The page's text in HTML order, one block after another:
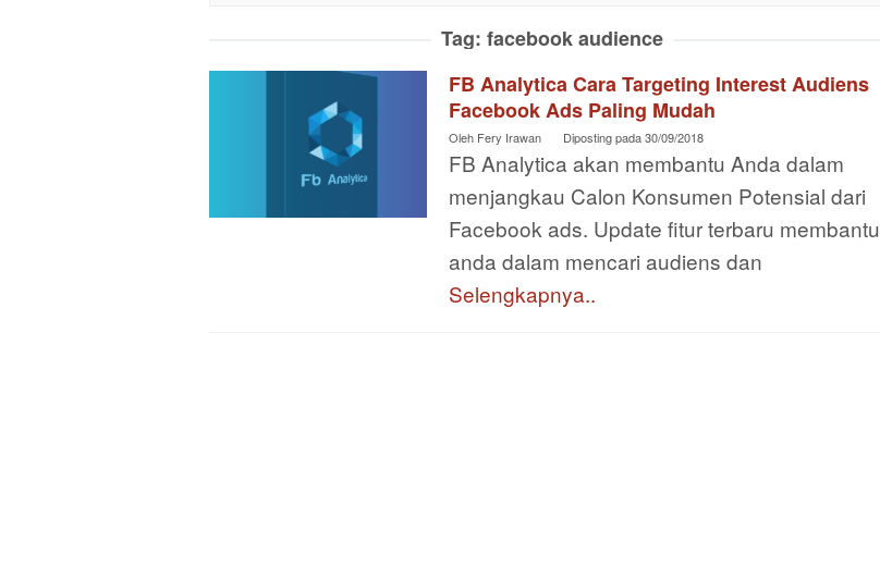
Tag: facebook audience
FB Analytica Cara Targeting Interest Audiens
Facebook Ads Paling Mudah
Oleh Fery Irawan Diposting pada30/09/2018
FB Analytica akan membantu Anda dalam
menjangkau Calon Konsumen Potensial dari
Facebook ads. Update fitur terbaru membantu
anda dalam mencari audiens dan
Selengkapnya..